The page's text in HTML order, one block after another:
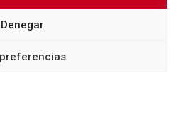
Denegar
DE VOZ ORGANIZADO POR